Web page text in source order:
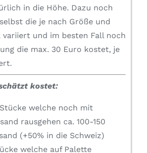
in die Höhe. Dazu noch
die je nach Größe und
variiert und im besten Fall noch
die max. 30 Euro kostet, je
kostet:
welche noch mit
rausgehen ca. 100-150
(+50% in die Schweiz)
welche auf Palette